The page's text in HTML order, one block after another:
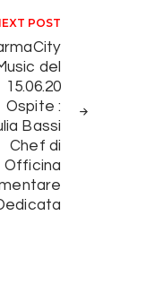
POST
del
15.06.20
Ospite :
Bassi
Chef di
Officina